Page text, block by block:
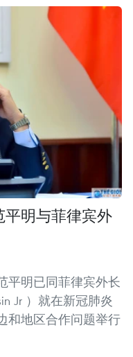
明与菲律宾外
平明已同菲律宾外长
Jr ）就在新冠肺炎
和地区合作问题举行